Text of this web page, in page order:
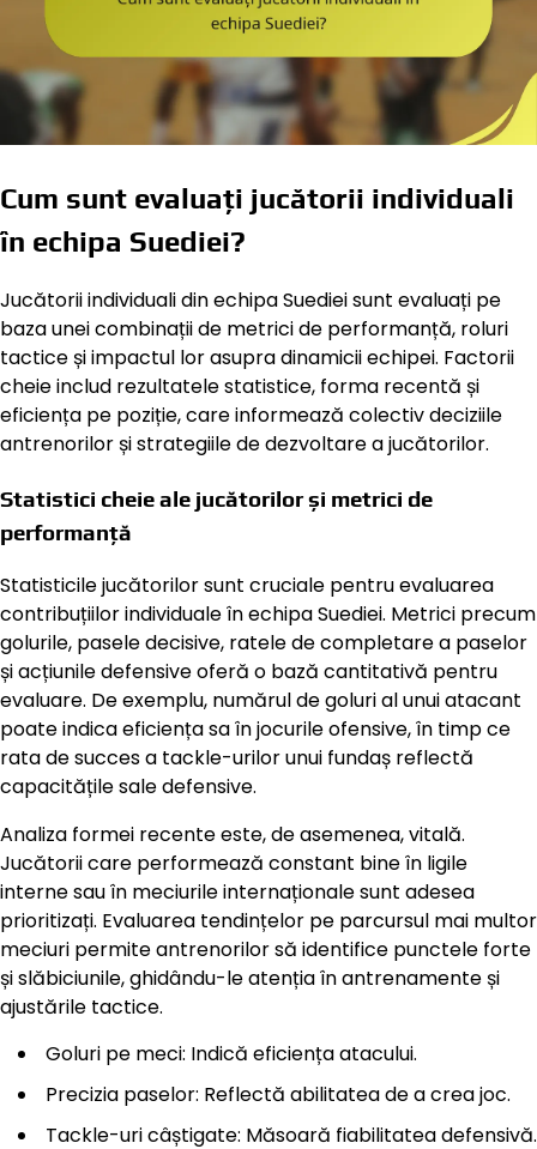
Cum sunt evaluați jucătorii individuali
în echipa Suediei?
Jucătorii individuali din echipa Suediei sunt evaluați pe
baza unei combinații de metrici de performanță, roluri
tactice și impactul lor asupra dinamicii echipei. Factorii
cheie includ rezultatele statistice, forma recentă și
eficiența pe poziție, care informează colectiv deciziile
antrenorilor și strategiile de dezvoltare a jucătorilor.
Statistici cheie ale jucătorilor și metrici de
performanță
Statisticile jucătorilor sunt cruciale pentru evaluarea
contribuțiilor individuale în echipa Suediei. Metrici precum
golurile, pasele decisive, ratele de completare a paselor
și acțiunile defensive oferă o bază cantitativă pentru
evaluare. De exemplu, numărul de goluri al unui atacant
poate indica eficiența sa în jocurile ofensive, în timp ce
rata de succes a tackle-urilor unui fundaș reflectă
capacitățile sale defensive.
Analiza formei recente este, de asemenea, vitală.
Jucătorii care performează constant bine în ligile
interne sau în meciurile internaționale sunt adesea
prioritizați. Evaluarea tendințelor pe parcursul mai multor
meciuri permite antrenorilor să identifice punctele forte
și slăbiciunile, ghidându-le atenția în antrenamente și
ajustările tactice.
Goluri pe meci: Indică eficiența atacului.
Precizia paselor: Reflectă abilitatea de a crea joc.
Tackle-uri câștigate: Măsoară fiabilitatea defensivă.